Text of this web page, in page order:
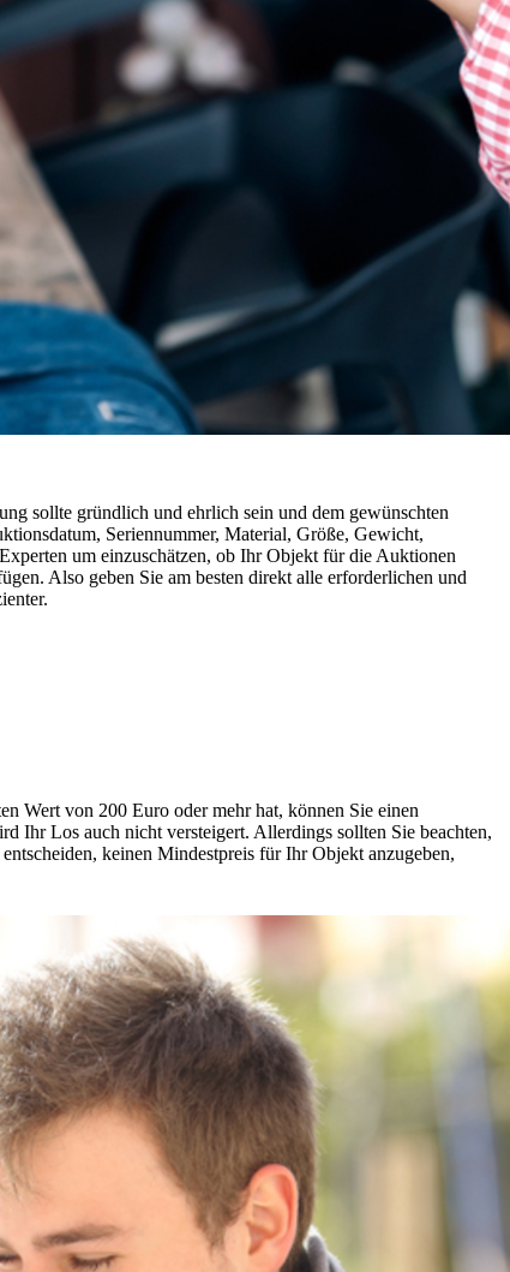
sollte gründlich und ehrlich sein und dem gewünschten
Seriennummer, Material, Größe, Gewicht,
um einzuschätzen, ob Ihr Objekt für die Auktionen
Also geben Sie am besten direkt alle erforderlichen und
Wert von 200 Euro oder mehr hat, können Sie einen
Ihr Los auch nicht versteigert. Allerdings sollten Sie beachten,
keinen Mindestpreis für Ihr Objekt anzugeben,